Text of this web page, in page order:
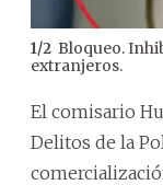
1/2 Bloqueo.
extranjeros.
El comisario
Delitos de la